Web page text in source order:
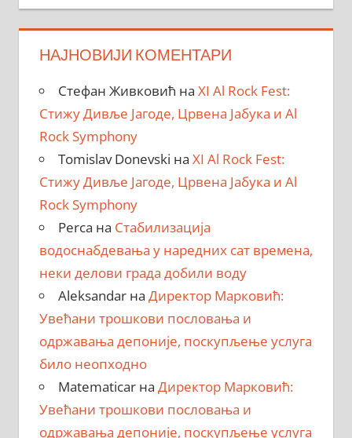
НАЈНОВИЈИ КОМЕНТАРИ
Стефан Живковић на XI Al Rock Fest:
Стижу Дивље Јагоде, Црвена Јабука и Al
Rock Symphony
Tomislav Donevski на XI Al Rock Fest:
Стижу Дивље Јагоде, Црвена Јабука и Al
Rock Symphony
Perca на Стабилизација
водоснабдевања у наредних сат времена,
неки делови града добили воду
Aleksandarна Директор Марковић:
Увећани трошкови пословања и
одржавања депоније, поскупљење услуга
било неопходно
Matematicarна Директор Марковић:
Увећани трошкови пословања и
одржавања депоније, поскупљење услуга